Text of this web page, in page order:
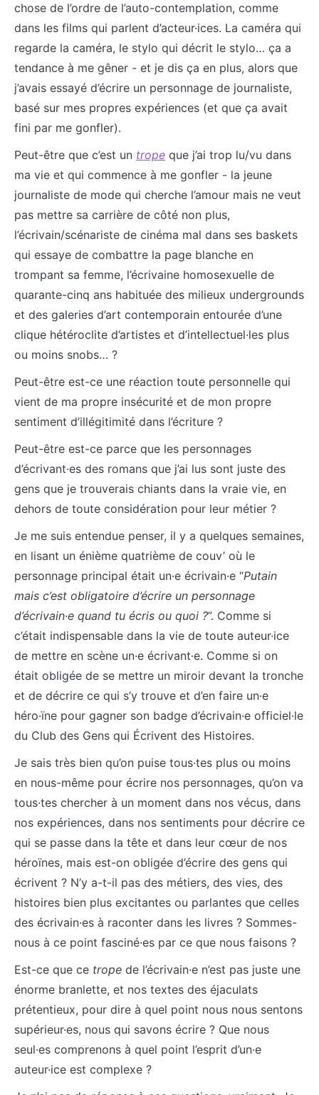
chose de l’ordre de l’auto-contemplation, comme
dans les films qui parlent d’acteur·ices. La caméra qui
regarde la caméra, le stylo qui décrit le stylo… ça a
tendance à me gêner - et je dis ça en plus, alors que
j’avais essayé d’écrire un personnage de journaliste,
basé sur mes propres expériences (et que ça avait
fini par me gonfler).
Peut-être que c’est un trope que j’ai trop lu/vu dans
ma vie et qui commence à me gonfler - la jeune
journaliste de mode qui cherche l’amour mais ne veut
pas mettre sa carrière de côté non plus,
l’écrivain/scénariste de cinéma mal dans ses baskets
qui essaye de combattre la page blanche en
trompant sa femme, l’écrivaine homosexuelle de
quarante-cinq ans habituée des milieux undergrounds
et des galeries d’art contemporain entourée d’une
clique hétéroclite d’artistes et d’intellectuel·les plus
ou moins snobs… ?
Peut-être est-ce une réaction toute personnelle qui
vient de ma propre insécurité et de mon propre
sentiment d’illégitimité dans l’écriture ?
Peut-être est-ce parce que les personnages
d’écrivant·es des romans que j’ai lus sont juste des
gens que je trouverais chiants dans la vraie vie, en
dehors de toute considération pour leur métier ?
Je me suis entendue penser, il y a quelques semaines,
en lisant un énième quatrième de couv’ où le
personnage principal était un·e écrivain·e “Putain
mais c’est obligatoire d’écrire un personnage
d’écrivain·e quand tu écris ou quoi ?”. Comme si
c’était indispensable dans la vie de toute auteur·ice
de mettre en scène un·e écrivant·e. Comme si on
était obligée de se mettre un miroir devant la tronche
et de décrire ce qui s’y trouve et d’en faire un·e
héro·ïne pour gagner son badge d’écrivain·e officiel·le
du Club des Gens qui Écrivent des Histoires.
Je sais très bien qu’on puise tous·tes plus ou moins
en nous-même pour écrire nos personnages, qu’on va
tous·tes chercher à un moment dans nos vécus, dans
nos expériences, dans nos sentiments pour décrire ce
qui se passe dans la tête et dans leur cœur de nos
héroïnes, mais est-on obligée d’écrire des gens qui
écrivent ? N’y a-t-il pas des métiers, des vies, des
histoires bien plus excitantes ou parlantes que celles
des écrivain·es à raconter dans les livres ? Sommes-
nous à ce point fasciné·es par ce que nous faisons ?
Est-ce que ce trope de l’écrivain·e n’est pas juste une
énorme branlette, et nos textes des éjaculats
prétentieux, pour dire à quel point nous nous sentons
supérieur·es, nous qui savons écrire ? Que nous
seul·es comprenons à quel point l’esprit d’un·e
auteur·ice est complexe ?